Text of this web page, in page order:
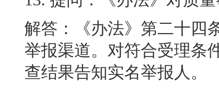
解答：《办法》第二十四
举报渠道。对符合受理条
查结果告知实名举报人 。